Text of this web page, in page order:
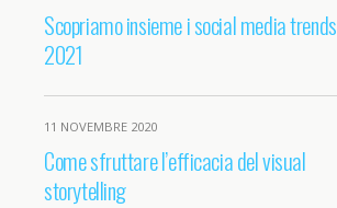
Scopriamo insieme i social media trends
2021
11 NOVEMBRE 2020
Come sfruttare l’efficacia del visual
storytelling